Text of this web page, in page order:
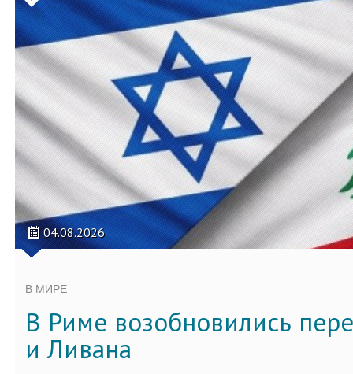
04.08.2026
В МИРЕ
В Риме возобновились
и Ливана